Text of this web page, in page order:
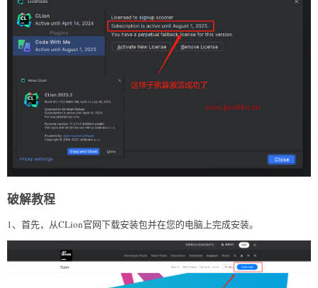
破解教程
1、首先，从CLion官网下载安装包并在您的电脑上完成安装。